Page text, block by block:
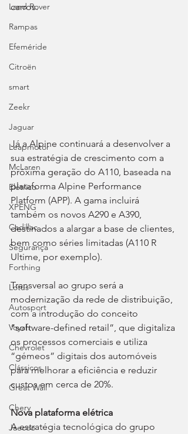
Land Rover
Rampas
Efeméride
Citroën
smart
Zeekr
Jaguar
Leapmotor
McLaren
Elétrico
XPENG
Cadillac
Segurança
Forthing
Lotus
Autosport
Voyah
Chevrolet
Clássicos
Great Wall
Chery
Jaecoo
carros.
Já a Alpine continuará a desenvolver a
sua estratégia de crescimento com a
próxima geração do A110, baseada na
plataforma Alpine Performance
Platform (APP). A gama incluirá
também os novos A290 e A390,
destinados a alargar a base de clientes,
bem como séries limitadas (A110 R
Ultime, por exemplo).
Transversal ao grupo será a
modernização da rede de distribuição,
com a introdução do conceito
“software-defined retail”, que digitaliza
os processos comerciais e utiliza
“gémeos” digitais dos automóveis
para melhorar a eficiência e reduzir
custos em cerca de 20%.
Nova plataforma elétrica
A estratégia tecnológica do grupo